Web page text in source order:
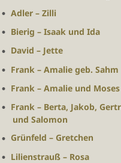
Adler – Zilli
Bierig – Isaak und Ida
David – Jette
Frank – Amalie geb. Sahm
Frank – Amalie und Moses
Frank – Berta, Jakob,
und Salomon
Grünfeld – Gretchen
Lilienstrauß – Rosa